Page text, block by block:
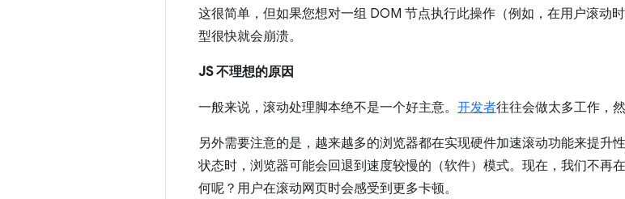
这很简单，但如果您想对一组 DOM 节点执行此操作（例如，在用户滚动
型很快就会崩溃。
JS 不理想的原因
一般来说，滚动处理脚本绝不是一个好主意。 开发者往往会做太多工作，
另外需要注意的是，越来越多的浏览器都在实现硬件加速滚动功能来提升
状态时，浏览器可能会回退到速度较慢的（软件）模式。现在，我们不再
何呢？用户在滚动网页时会感受到更多卡顿。